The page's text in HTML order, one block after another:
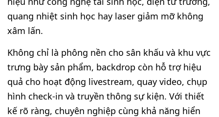
quang nhiệt sinh học hay laser giảm mỡ không
xâm lấn.
Không chỉ là phông nền cho sân khấu và khu vực
trưng bày sản phẩm, backdrop còn hỗ trợ hiệu
quả cho hoạt động livestream, quay video, chụp
hình check-in và truyền thông sự kiện. Với thiết
kế rõ ràng, chuyên nghiệp cùng khả năng hiển